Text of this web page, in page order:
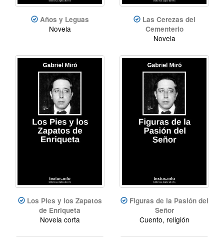
Años y Leguas
Novela
Las Cerezas del
Cementerio
Novela
Los Pies y los Zapatos
de Enriqueta
Novela corta
Figuras de la Pasión del
Señor
Cuento, religión